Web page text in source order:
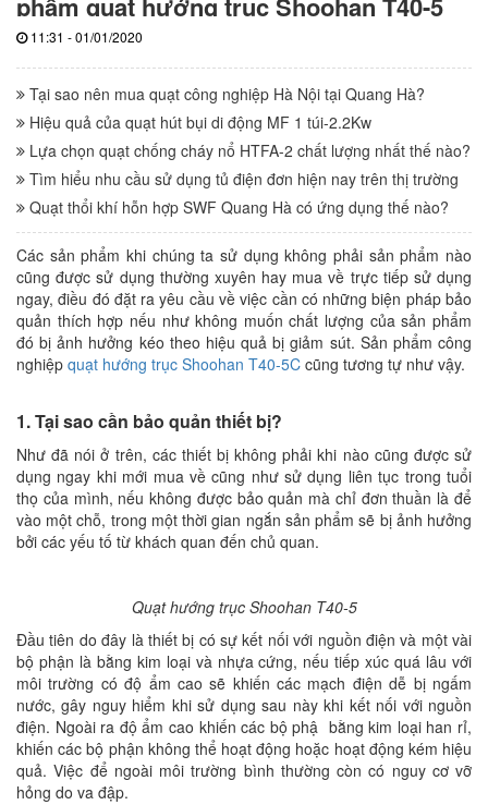
11:31 - 01/01/2020
Tại sao nên mua quạt công nghiệp Hà Nội tại Quang Hà?
Hiệu quả của quạt hút bụi di động MF 1 túi-2.2Kw
Lựa chọn quạt chống cháy nổ HTFA-2 chất lượng nhất thế nào?
Tìm hiểu nhu cầu sử dụng tủ điện đơn hiện nay trên thị trường
Quạt thổi khí hỗn hợp SWF Quang Hà có ứng dụng thế nào?
Các sản phẩm khi chúng ta sử dụng không phải sản phẩm nào
cũng được sử dụng thường xuyên hay mua về trực tiếp sử dụng
ngay, điều đó đặt ra yêu cầu về việc cần có những biện pháp bảo
quản thích hợp nếu như không muốn chất lượng của sản phẩm
đó bị ảnh hưởng kéo theo hiệu quả bị giảm sút. Sản phẩm công
nghiệp quạt hướng trục Shoohan T40-5C cũng tương tự như vậy.
1. Tại sao cần bảo quản thiết bị?
Như đã nói ở trên, các thiết bị không phải khi nào cũng được sử
dụng ngay khi mới mua về cũng như sử dụng liên tục trong tuổi
thọ của mình, nếu không được bảo quản mà chỉ đơn thuần là để
vào một chỗ, trong một thời gian ngắn sản phẩm sẽ bị ảnh hưởng
bởi các yếu tố từ khách quan đến chủ quan.
Quạt hướng trục Shoohan T40-5
Đầu tiên do đây là thiết bị có sự kết nối với nguồn điện và một vài
bộ phận là bằng kim loại và nhựa cứng, nếu tiếp xúc quá lâu với
môi trường có độ ẩm cao sẽ khiến các mạch điện dễ bị ngấm
nước, gây nguy hiểm khi sử dụng sau này khi kết nối với nguồn
điện. Ngoài ra độ ẩm cao khiến các bộ phậ bằng kim loại han rỉ,
khiến các bộ phận không thể hoạt động hoặc hoạt động kém hiệu
quả. Việc để ngoài môi trường bình thường còn có nguy cơ vỡ
hỏng do va đập.